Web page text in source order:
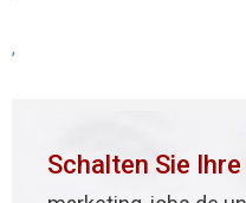
,
Schalten Sie